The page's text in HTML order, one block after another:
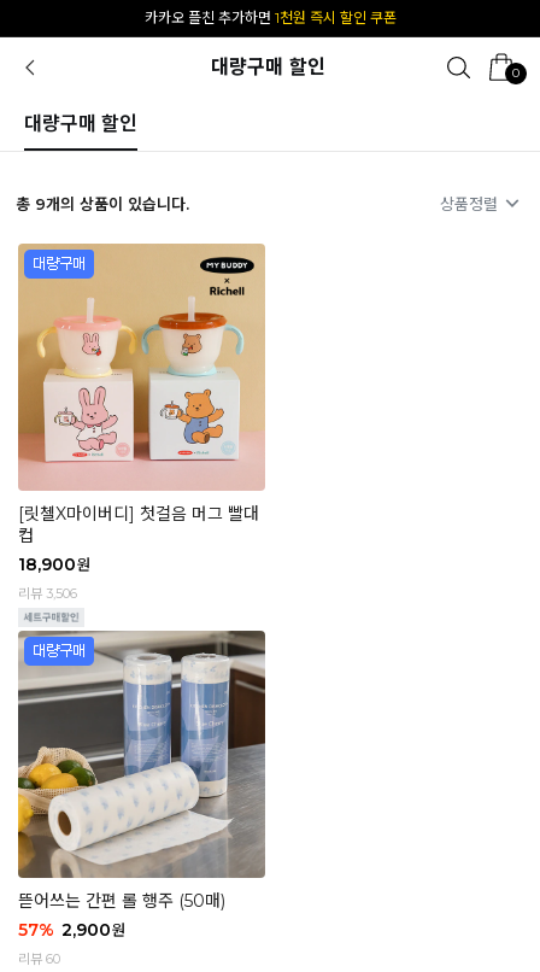
카카오 플친 추가하면 1천원 즉시 할인 쿠폰
대량구매 할인 0
대량구매 할인
총 9개의 상품이 있습니다. 상품정렬
[릿첼X마이버디] 첫걸음 머그 빨대
컵
18,900원
리뷰 3,506
뜯어쓰는 간편 롤 행주 (50매)
57% 2,900원
리뷰 60